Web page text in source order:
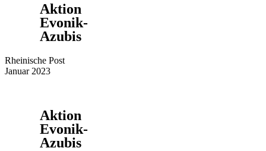
Aktion
Evonik-
Azubis
Rheinische Post
Januar 2023
Aktion
Evonik-
Azubis